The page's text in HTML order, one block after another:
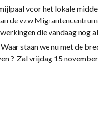
voor het lokale
de vzw
die vandaag nog
staan we nu met de
? Zal vrijdag 15